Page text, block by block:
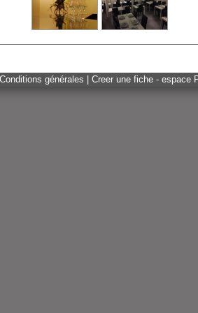
générales Creer une fiche - espace